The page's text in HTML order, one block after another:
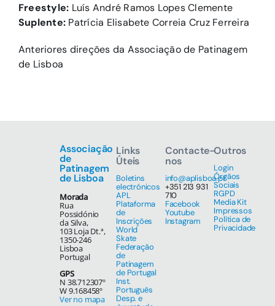
Freestyle: Luís André Ramos Lopes Clemente
Suplente: Patrícia Elisabete Correia Cruz Ferreira
Anteriores direções da Associação de Patinagem
de Lisboa
Associação
de
Patinagem
de Lisboa
Morada
Rua
Possidónio
da Silva,
103 Loja Dt.ª,
1350-246
Lisboa
Portugal
GPS
N 38.712307º
W 9.168458º
Ver no mapa
Links
Úteis
Boletins
electrónicos
APL
Plataforma
de
Inscrições
World
Skate
Federação
de
Patinagem
de Portugal
Inst.
Português
Desp. e
Contacte-
nos
info@aplisboa.pt
+351 213 931
710
Facebook
Youtube
Instagram
Outros
Login
Órgãos
Sociais
RGPD
Media Kit
Impressos
Política de
Privacidade